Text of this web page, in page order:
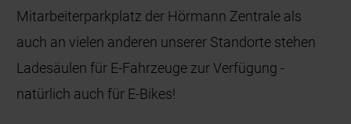
Mitarbeiterparkplatz der Hörmann Zentrale als
auch an vielen anderen unserer Standorte stehen
Ladesäulen für E-Fahrzeuge zur Verfügung -
natürlich auch für E-Bikes!